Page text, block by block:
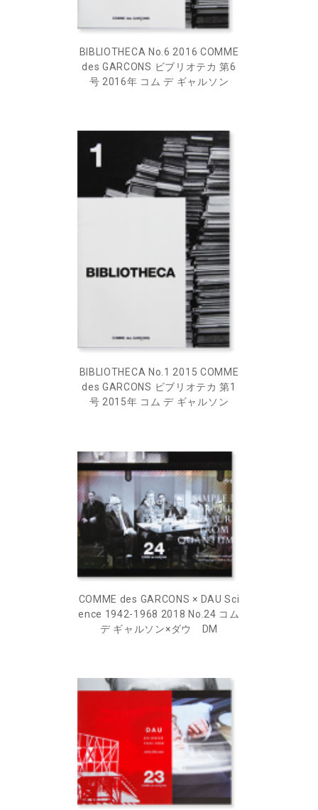
BIBLIOTHECA No.6 2016 COMME
des GARCONS ビブリオテカ 第6
号 2016年 コム デ ギャルソン
BIBLIOTHECA No.1 2015 COMME
des GARCONS ビブリオテカ 第1
号 2015年 コム デ ギャルソン
COMME des GARCONS × DAU Sci
ence 1942-1968 2018 No.24 コム
デ ギャルソン×ダウ DM